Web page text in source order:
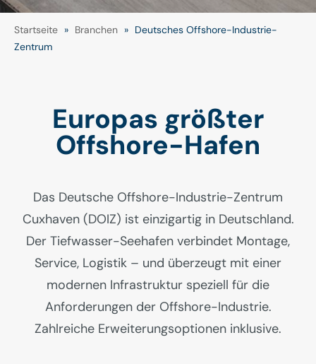
Startseite » Branchen » Deutsches Offshore-Industrie-
Zentrum
Europas größter
Offshore-Hafen
Das Deutsche Offshore-Industrie-Zentrum
Cuxhaven (DOIZ) ist einzigartig in Deutschland.
Der Tiefwasser-Seehafen verbindet Montage,
Service, Logistik – und überzeugt mit einer
modernen Infrastruktur speziell für die
Anforderungen der Offshore-Industrie.
Zahlreiche Erweiterungsoptionen inklusive.